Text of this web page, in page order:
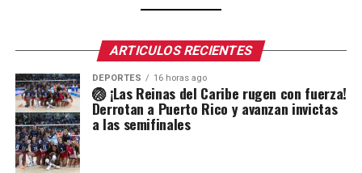
ARTICULOS RECIENTES
DEPORTES 16 horas ago
🏐 ¡Las Reinas del Caribe rugen con fuerza!
Derrotan a Puerto Rico y avanzan invictas
a las semifinales